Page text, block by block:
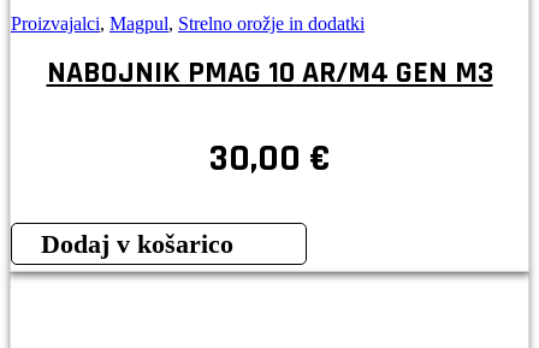
Proizvajalci, Magpul, Strelno orožje in dodatki
NABOJNIK PMAG 10 AR/M4 GEN M3
30,00 €
Dodaj v košarico